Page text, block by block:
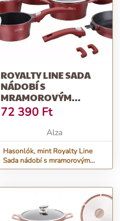
ROYALTY LINE SADA
NÁDOBÍ S
MRAMOROVÝM
POVRCHEM 14 KS CLICK
SYSTÉM RL-ES2014M-
BURGUNDY, BORDÓ
72 390 Ft
Alza
Hasonlók, mint Royalty Line
Sada nádobí s mramorovým
povrchem 14 ks CLICK SYSTÉM
bordó